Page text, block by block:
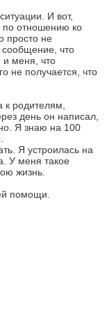
И вот,
по отношению ко
просто не
что
и меня, что
не получается, что
к родителям,
день он написал,
Я знаю на 100
Я устроилась на
У меня такое
жизнь.
помощи.